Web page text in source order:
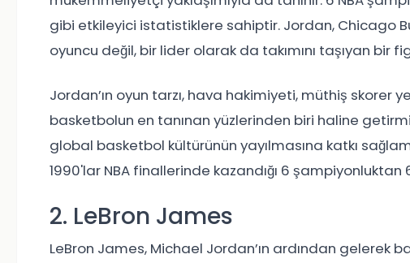
gibi etkileyici istatistiklere sahiptir. Jordan, Chicago
oyuncu değil, bir lider olarak da takımını taşıyan bir
Jordan’ın oyun tarzı, hava hakimiyeti, müthiş skorer
basketbolun en tanınan yüzlerinden biri haline
global basketbol kültürünün yayılmasına katkı
1990'lar NBA finallerinde kazandığı 6 şampiyonluktan
2. LeBron James
LeBron James, Michael Jordan’ın ardından gelerek